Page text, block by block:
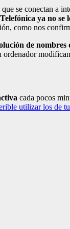
se conectan a
ya no se
como nos
de
ordenador
cada pocos
utilizar los de